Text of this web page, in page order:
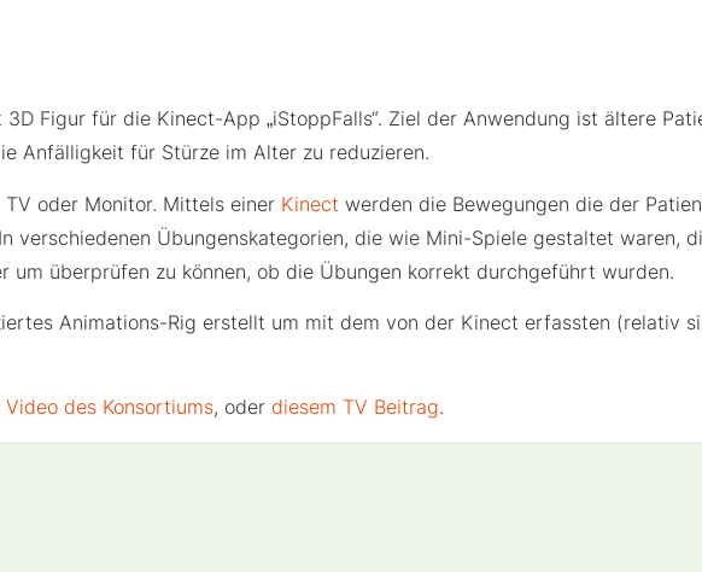
Figur für die Kinect-App „iStoppFalls“. Ziel der Anwendung ist ältere
Anfälligkeit für Stürze im Alter zu reduzieren.
oder Monitor. Mittels einer Kinect werden die Bewegungen die der
Übungenskategorien, die wie Mini-Spiele gestaltet waren,
überprüfen zu können, ob die Übungen korrekt durchgeführt wurden.
Animations-Rig erstellt um mit dem von der Kinect erfassten (relativ
Video des Konsortiums, oder diesem TV Beitrag.